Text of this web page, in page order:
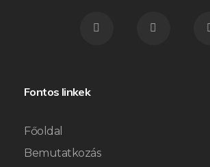
Fontos linkek
Főoldal
Bemutatkozás